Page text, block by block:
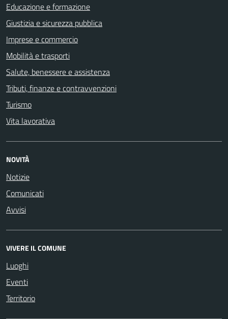
Educazione e formazione
Giustizia e sicurezza pubblica
Imprese e commercio
Mobilità e trasporti
Salute, benessere e assistenza
Tributi, finanze e contravvenzioni
Turismo
Vita lavorativa
NOVITÀ
Notizie
Comunicati
Avvisi
VIVERE IL COMUNE
Luoghi
Eventi
Territorio